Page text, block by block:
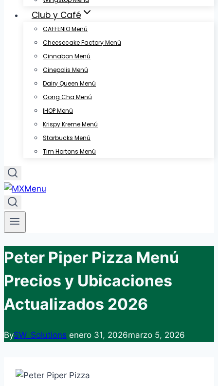
Club y Café
CAFFENIO Menú
Cheesecake Factory Menú
Cinnabon Menú
Cinepolis Menú
Dairy Queen Menú
Gong Cha Menú
IHOP Menú
Krispy Kreme Menú
Starbucks Menú
Tim Hortons Menú
Peter Piper Pizza Menú
Precios y Ubicaciones
Actualizados 2026
BySW_Solutions enero 31, 2026marzo 5, 2026